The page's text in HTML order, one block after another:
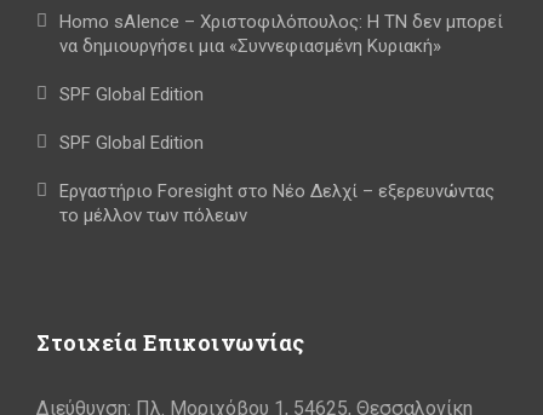
Homo sAIence – Χριστοφιλόπουλος: Η ΤΝ δεν μπορεί
να δημιουργήσει μια «Συννεφιασμένη Κυριακή»
SPF Global Edition
SPF Global Edition
Εργαστήριο Foresight στο Νέο Δελχί – εξερευνώντας
το μέλλον των πόλεων
Στοιχεία Επικοινωνίας
Διεύθυνση: Πλ. Μοριχόβου 1, 54625, Θεσσαλονίκη